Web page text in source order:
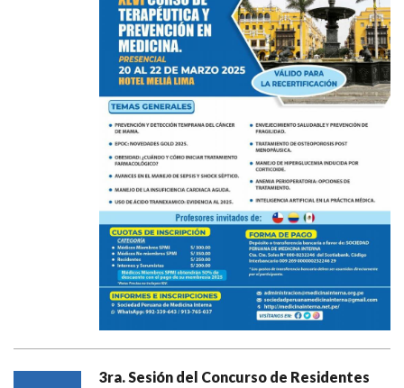
3ra. Sesión del Concurso de Residentes